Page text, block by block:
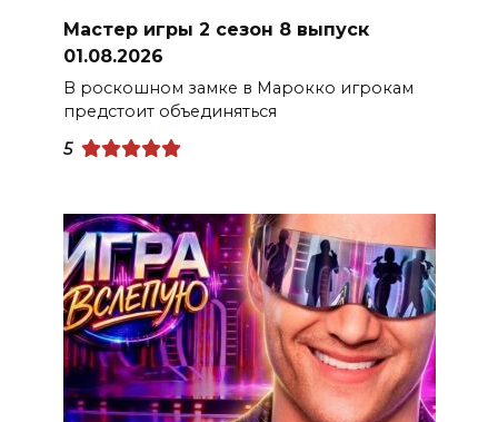
Мастер игры 2 сезон 8 выпуск
01.08.2026
В роскошном замке в Марокко игрокам
предстоит объединяться
5